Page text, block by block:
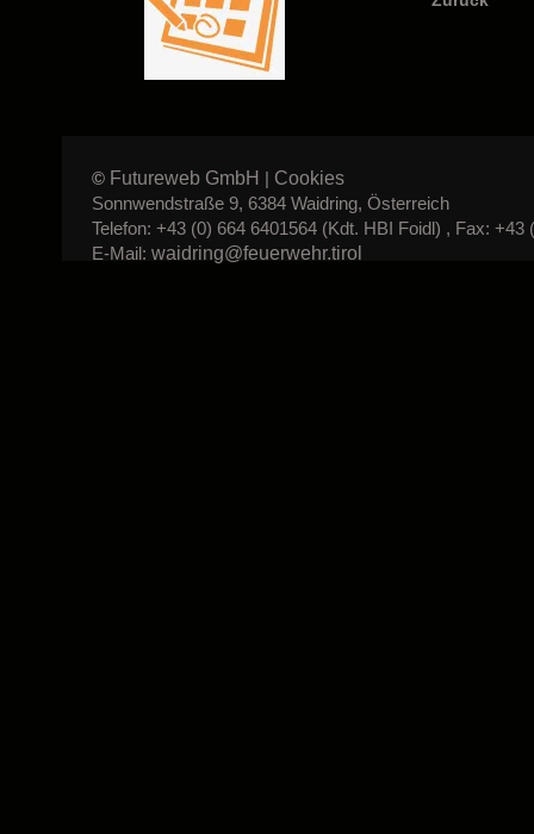
© Futureweb GmbH | Cookies
Sonnwendstraße 9, 6384 Waidring, Österreich
Telefon: +43 (0) 664 6401564 (Kdt. HBI Foidl) , Fax: +43
E-Mail: waidring@feuerwehr.tirol